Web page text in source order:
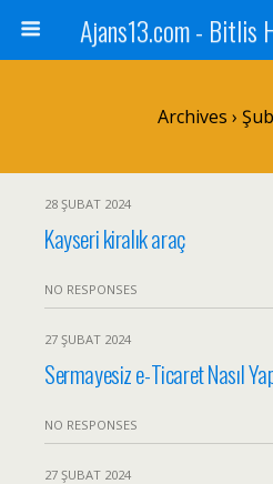
Archives ›
28 ŞUBAT 2024
Kayseri kiralık araç
NO RESPONSES
27 ŞUBAT 2024
Sermayesiz e-Ticaret Nasıl
NO RESPONSES
27 ŞUBAT 2024